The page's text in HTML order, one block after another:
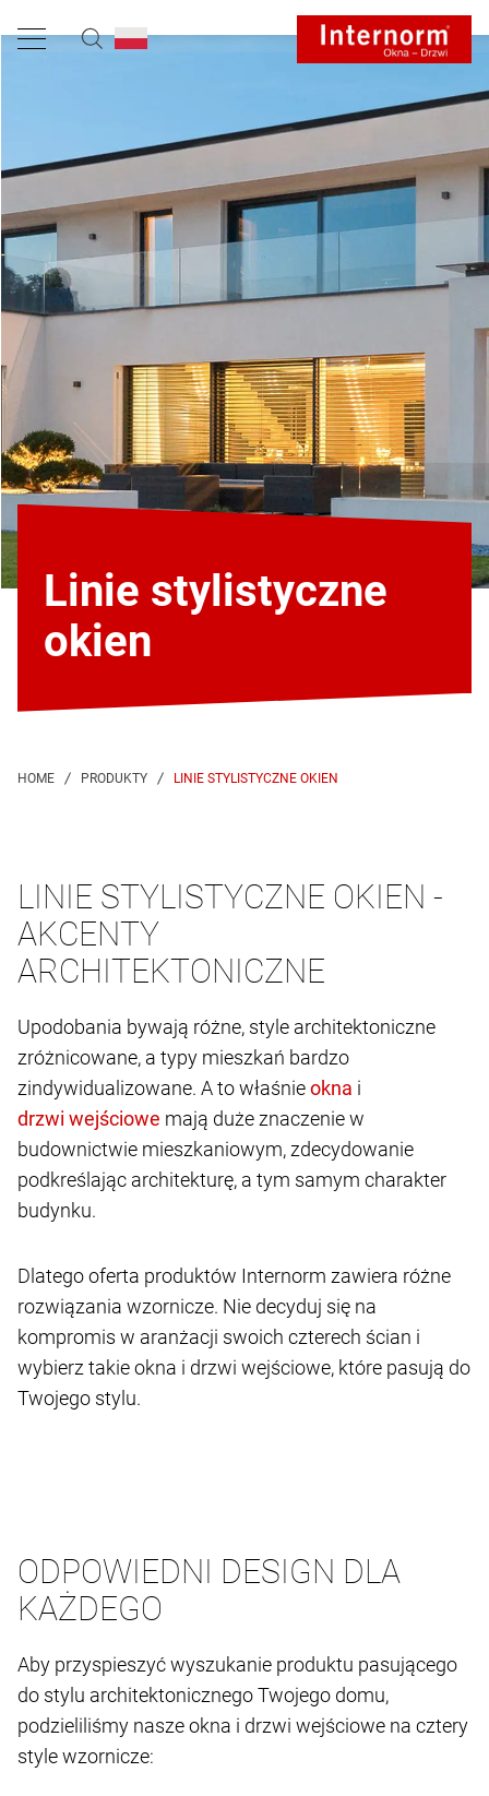
Linie stylistyczne
okien
LINIE STYLISTYCZNE OKIEN
LINIE STYLISTYCZNE OKIEN -
AKCENTY
ARCHITEKTONICZNE
Upodobania bywają różne, style architektoniczne
zróżnicowane, a typy mieszkań bardzo
zindywidualizowane. A to właśnie
i
mają duże znaczenie w
budownictwie mieszkaniowym, zdecydowanie
podkreślając architekturę, a tym samym charakter
budynku.
Dlatego oferta produktów Internorm zawiera różne
rozwiązania wzornicze. Nie decyduj się na
kompromis w aranżacji swoich czterech ścian i
wybierz takie okna i drzwi wejściowe, które pasują do
Twojego stylu.
ODPOWIEDNI DESIGN DLA
KAŻDEGO
Aby przyspieszyć wyszukanie produktu pasującego
do stylu architektonicznego Twojego domu,
podzieliliśmy nasze okna i drzwi wejściowe na cztery
style wzornicze: